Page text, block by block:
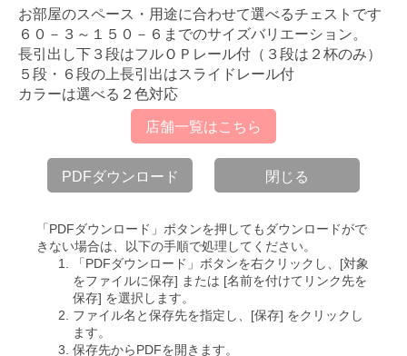
お部屋のスペース・用途に合わせて選べるチェストです
６０－３～１５０－６までのサイズバリエーション。
長引出し下３段はフルＯＰレール付（３段は２杯のみ）
５段・６段の上長引出はスライドレール付
カラーは選べる２色対応
店舗一覧はこちら
PDFダウンロード 閉じる
「PDFダウンロード」ボタンを押してもダウンロードがで
きない場合は、以下の手順で処理してください。
「PDFダウンロード」ボタンを右クリックし、[対象
をファイルに保存] または [名前を付けてリンク先を
保存] を選択します。
ファイル名と保存先を指定し、[保存] をクリックし
ます。
保存先からPDFを開きます。